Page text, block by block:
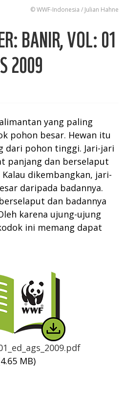
© WWF-Indonesia / Julian Hahne
BANIR, VOL: 01
2009
yang paling
pohon besar. Hewan itu
dari pohon tinggi. Jari-jari
panjang dan berselaput
dikembangkan, jari-
daripada badannya.
dan badannya
karena ujung-ujung
ini memang dapat
MB)